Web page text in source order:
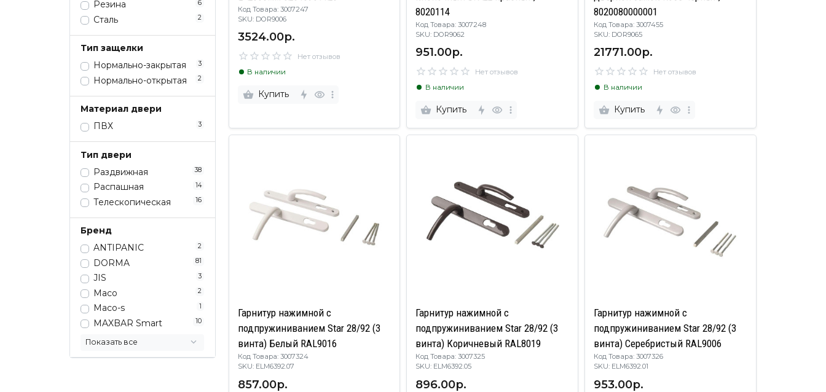
Резина 6
Сталь 2
Тип защелки
Нормально-закрытая
3
Нормально-открытая 2
Материал двери
ПВХ
3
Тип двери
Раздвижная
38
Распашная 14
Телескопическая 16
Бренд
ANTIPANIC
2
DORMA 81
JIS 3
Maco 2
Maco-s 1
MAXBAR Smart 10
Показать все
Код Товара: 3007247
SKU: DOR9006
3524.00р.
Нет отзывов
В наличии
Купить
8020114
Код Товара: 3007248
SKU: DOR9062
951.00р.
Нет отзывов
В наличии
Купить
8020080000001
Код Товара: 3007455
SKU: DOR9065
21771.00р.
Нет отзывов
В наличии
Купить
Гарнитур нажимной с
подпружиниванием Star 28/92 (3
винта) Белый RAL9016
Код Товара: 3007324
SKU: ELM6392.07
857.00р.
Гарнитур нажимной с
подпружиниванием Star 28/92 (3
винта) Коричневый RAL8019
Код Товара: 3007325
SKU: ELM6392.05
896.00р.
Гарнитур нажимной с
подпружиниванием Star 28/92 (3
винта) Серебристый RAL9006
Код Товара: 3007326
SKU: ELM6392.01
953.00р.